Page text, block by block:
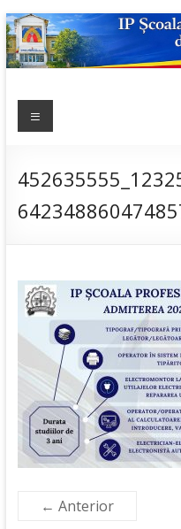
Skip
to
content
NR.6
scoala
nr.6; școală
admitere;
Meniu
← Anterior